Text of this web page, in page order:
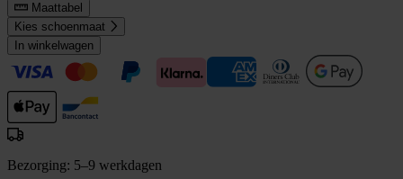
Maattabel
Kies schoenmaat
In winkelwagen
Bezorging: 5–9 werkdagen